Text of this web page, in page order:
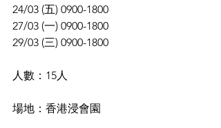
24/03 (五) 0900-1800
27/03 (一) 0900-1800
29/03 (三) 0900-1800
人數：15人
場地：香港浸會園